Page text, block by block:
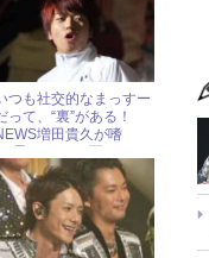
つも社交的なまっすー
って、“裏”がある！
増田貴久が嗜